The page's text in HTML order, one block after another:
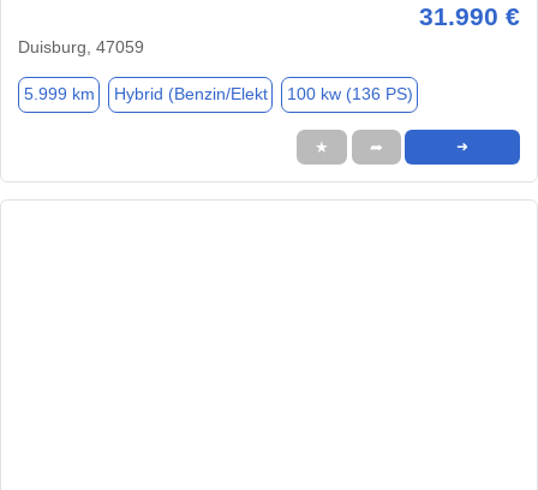
31.990 €
Duisburg, 47059
5.999 km Hybrid (Benzin/Elekt 100 kw (136 PS)
★ ➦ ➜